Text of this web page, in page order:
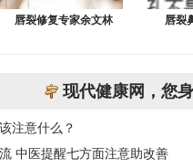
唇裂修复专家余文林 唇裂
现代健康网，您
注意什么？
中医提醒七方面注意助改善